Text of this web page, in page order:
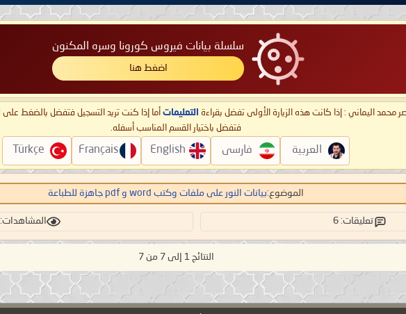
سلسلة بيانات فيروس كورونا وسره المكنون
اضغط هنا
محمد اليماني : إذا كانت هذه الزيارة الأولى تفضل بقراءة التعليمات أما إذا كنت تريد التسجيل فتفضل بالضغط على
فتفضل باختيار القسم المناسب أسفله.
العربية فارسی English
Français
Türkçe
الموضوع:بيانات النور على ملفات وكتب word و pdf جاهزة للطباعة
تعليقات: 6 المشاهدات: 665141
النتائج 1 إلى 7 من 7